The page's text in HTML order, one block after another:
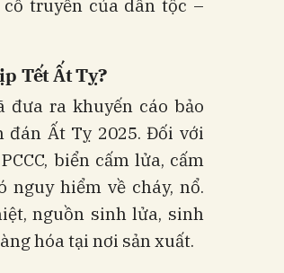
truyền của dân tộc –
Tết Ất Tỵ?
đưa ra khuyến cáo bảo
đán Ất Tỵ 2025. Đối với
biển cấm lửa, cấm
hiểm về cháy, nổ.
nguồn sinh lửa, sinh
hóa tại nơi sản xuất.